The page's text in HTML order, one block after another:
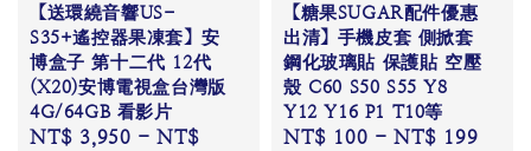
【送環繞音響US-
S35+遙控器果凍套】安
博盒子 第十二代 12代
(X20)安博電視盒台灣版
4G/64GB 看影片
Regular
NT$ 3,950 -NT$
【糖果SUGAR配件優惠
出清】手機皮套 側掀套
鋼化玻璃貼 保護貼 空壓
殼 C60 S50 S55 Y8
Y12 Y16 P1 T10等
Regular
NT$ 100 -NT$ 199